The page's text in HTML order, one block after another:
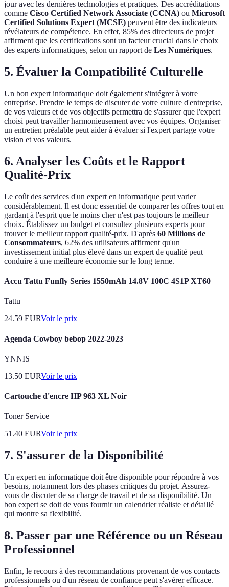
jour avec les dernières technologies et pratiques. Des accréditations
comme Cisco Certified Network Associate (CCNA) ou Microsoft
Certified Solutions Expert (MCSE) peuvent être des indicateurs
révélateurs de compétence. En effet, 85% des directeurs de projet
affirment que les certifications sont un facteur crucial dans le choix
des experts informatiques, selon un rapport de Les Numériques.
5. Évaluer la Compatibilité Culturelle
Un bon expert informatique doit également s'intégrer à votre
entreprise. Prendre le temps de discuter de votre culture d'entreprise,
de vos valeurs et de vos objectifs permettra de s'assurer que l'expert
choisi peut travailler harmonieusement avec vos équipes. Organiser
un entretien préalable peut aider à évaluer si l'expert partage votre
vision et vos valeurs.
6. Analyser les Coûts et le Rapport
Qualité-Prix
Le coût des services d'un expert en informatique peut varier
considérablement. Il est donc essentiel de comparer les offres tout en
gardant à l'esprit que le moins cher n'est pas toujours le meilleur
choix. Établissez un budget et consultez plusieurs experts pour
trouver le meilleur rapport qualité-prix. D'après 60 Millions de
Consommateurs, 62% des utilisateurs affirment qu'un
investissement initial plus élevé dans un expert de qualité peut
conduire à une meilleure économie sur le long terme.
Accu Tattu Funfly Series 1550mAh 14.8V 100C 4S1P XT60
Tattu
24.59 EURVoir le prix
Agenda Cowboy bebop 2022-2023
YNNIS
13.50 EURVoir le prix
Cartouche d'encre HP 963 XL Noir
Toner Service
51.40 EURVoir le prix
7. S'assurer de la Disponibilité
Un expert en informatique doit être disponible pour répondre à vos
besoins, notamment lors des phases critiques du projet. Assurez-
vous de discuter de sa charge de travail et de sa disponibilité. Un
bon expert se doit de vous fournir un calendrier réaliste et détaillé
qui montre sa flexibilité.
8. Passer par une Référence ou un Réseau
Professionnel
Enfin, le recours à des recommandations provenant de vos contacts
professionnels ou d'un réseau de confiance peut s'avérer efficace.